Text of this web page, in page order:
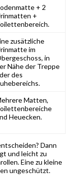
+ 2
+
zusätzliche
im
in
Nähe der Treppe
des
Matten,
Heuecken.
Dann
und leicht zu
Eine zu kleine
ungeschützt.